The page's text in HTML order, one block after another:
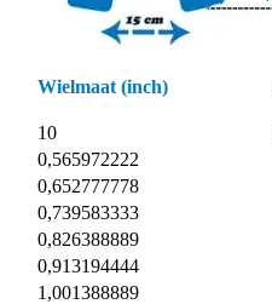
Wielmaat (inch)
10
0,565972222
0,652777778
0,739583333
0,826388889
0,913194444
1,001388889